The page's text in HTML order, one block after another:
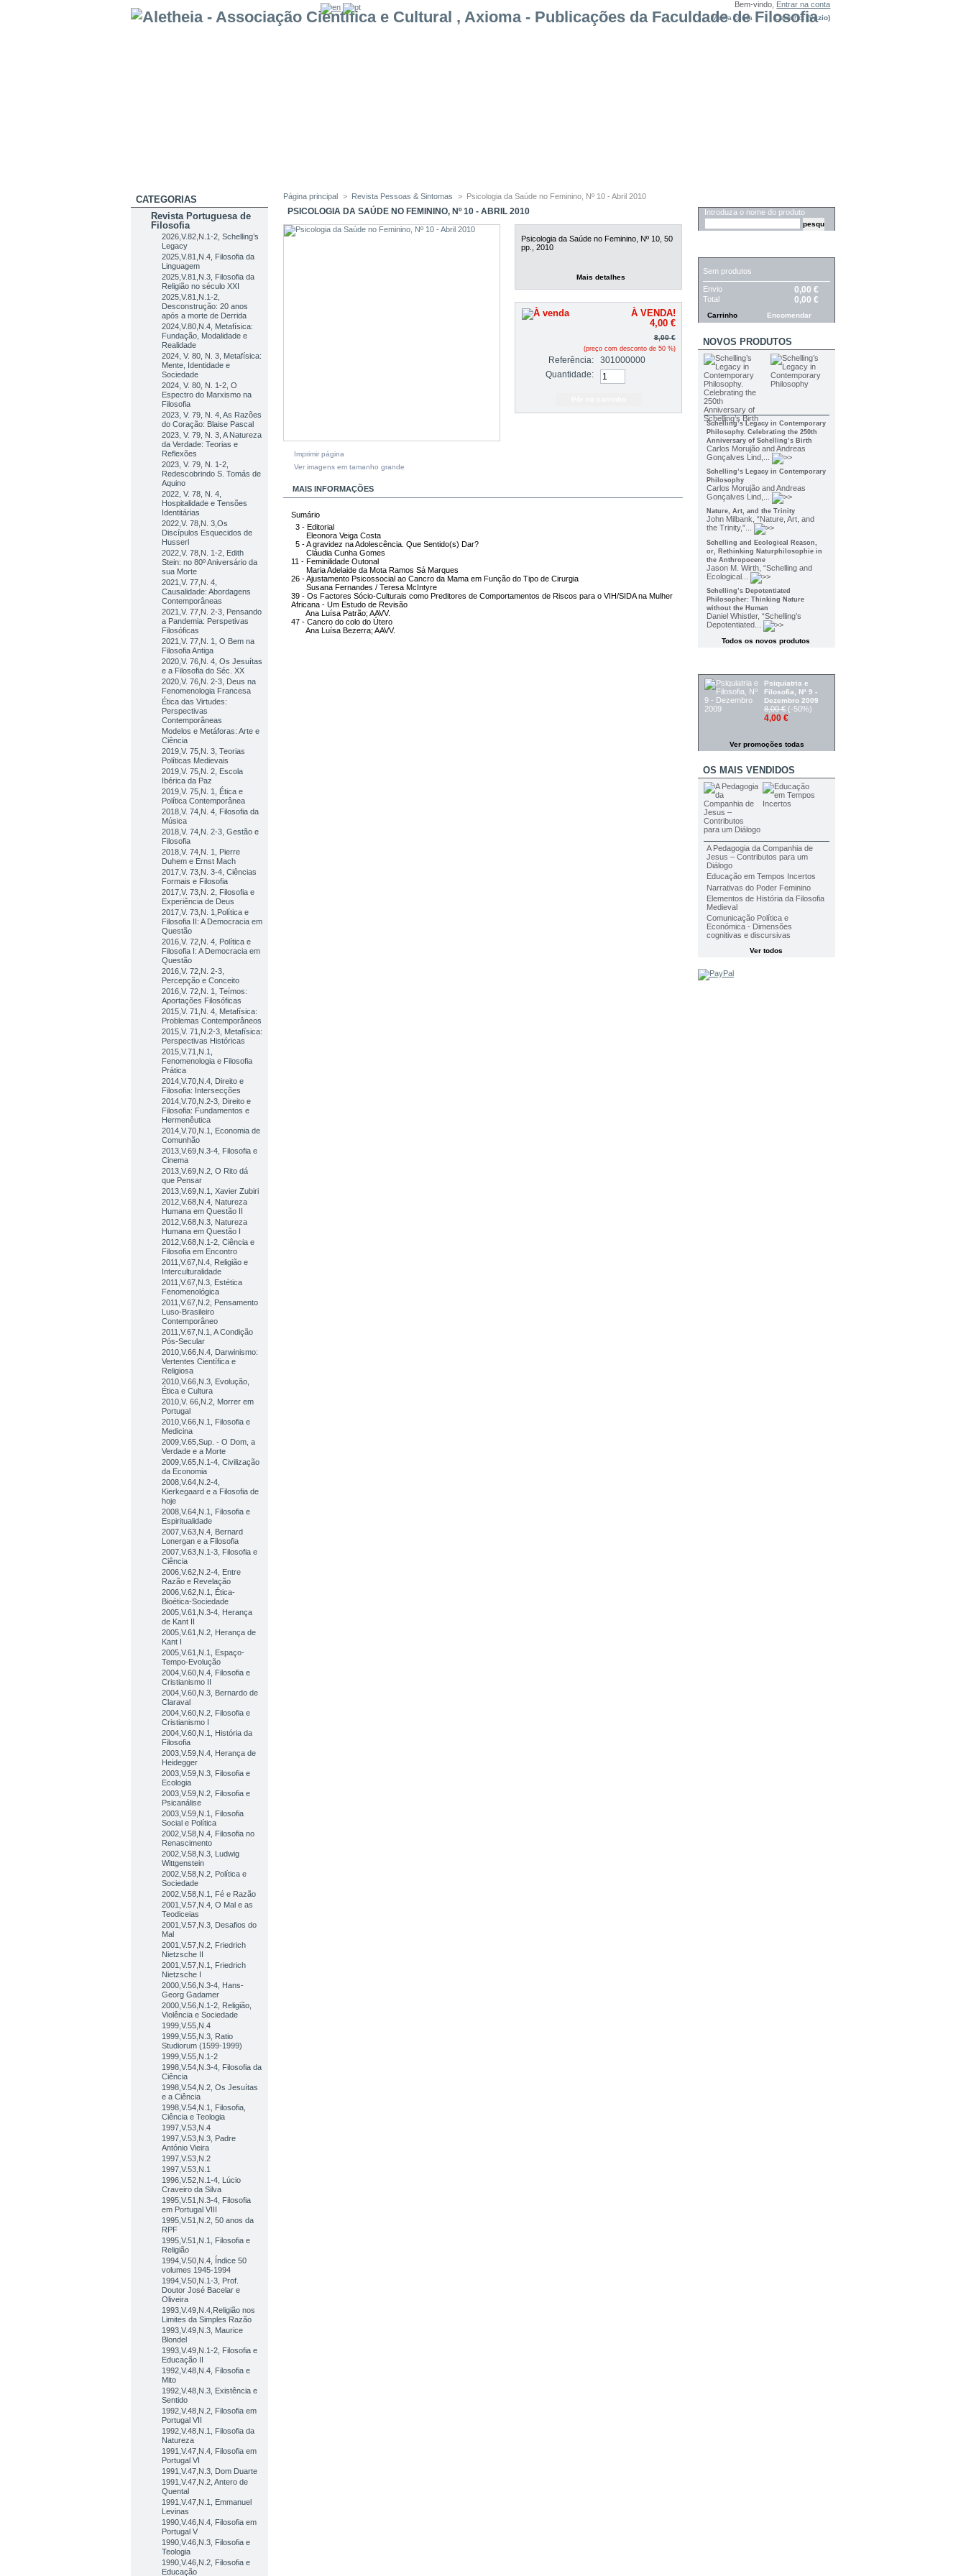
Bem-vindo, Entrar na conta
Carrinho: (vazio)
Minha conta
CATEGORIAS
Revista Portuguesa de
Filosofia
2026,V.82,N.1-2, Schelling’s
Legacy
2025,V.81,N.4, Filosofia da
Linguagem
2025,V.81,N.3, Filosofia da
Religião no século XXI
2025,V.81,N.1-2,
Desconstrução: 20 anos
após a morte de Derrida
2024,V.80,N.4, Metafísica:
Fundação, Modalidade e
Realidade
2024, V. 80, N. 3, Metafísica:
Mente, Identidade e
Sociedade
2024, V. 80, N. 1-2, O
Espectro do Marxismo na
Filosofia
2023, V. 79, N. 4, As Razões
do Coração: Blaise Pascal
2023, V. 79, N. 3, A Natureza
da Verdade: Teorias e
Reflexões
2023, V. 79, N. 1-2,
Redescobrindo S. Tomás de
Aquino
2022, V. 78, N. 4,
Hospitalidade e Tensões
Identitárias
2022,V. 78,N. 3,Os
Discípulos Esquecidos de
Husserl
2022,V. 78,N. 1-2, Edith
Stein: no 80º Aniversário da
sua Morte
2021,V. 77,N. 4,
Causalidade: Abordagens
Contemporâneas
2021,V. 77,N. 2-3, Pensando
a Pandemia: Perspetivas
Filosóficas
2021,V. 77,N. 1, O Bem na
Filosofia Antiga
2020,V. 76,N. 4, Os Jesuítas
e a Filosofia do Séc. XX
2020,V. 76,N. 2-3, Deus na
Fenomenologia Francesa
Ética das Virtudes:
Perspectivas
Contemporâneas
Modelos e Metáforas: Arte e
Ciência
2019,V. 75,N. 3, Teorias
Políticas Medievais
2019,V. 75,N. 2, Escola
Ibérica da Paz
2019,V. 75,N. 1, Ética e
Política Contemporânea
2018,V. 74,N. 4, Filosofia da
Música
2018,V. 74,N. 2-3, Gestão e
Filosofia
2018,V. 74,N. 1, Pierre
Duhem e Ernst Mach
2017,V. 73,N. 3-4, Ciências
Formais e Filosofia
2017,V. 73,N. 2, Filosofia e
Experiência de Deus
2017,V. 73,N. 1,Política e
Filosofia II: A Democracia em
Questão
2016,V. 72,N. 4, Política e
Filosofia I: A Democracia em
Questão
2016,V. 72,N. 2-3,
Percepção e Conceito
2016,V. 72,N. 1, Teímos:
Aportações Filosóficas
2015,V. 71,N. 4, Metafísica:
Problemas Contemporâneos
2015,V. 71,N.2-3, Metafísica:
Perspectivas Históricas
2015,V.71,N.1,
Fenomenologia e Filosofia
Prática
2014,V.70,N.4, Direito e
Filosofia: Intersecções
2014,V.70,N.2-3, Direito e
Filosofia: Fundamentos e
Hermenêutica
2014,V.70,N.1, Economia de
Comunhão
2013,V.69,N.3-4, Filosofia e
Cinema
2013,V.69,N.2, O Rito dá
que Pensar
2013,V.69,N.1, Xavier Zubiri
2012,V.68,N.4, Natureza
Humana em Questão II
2012,V.68,N.3, Natureza
Humana em Questão I
2012,V.68,N.1-2, Ciência e
Filosofia em Encontro
2011,V.67,N.4, Religião e
Interculturalidade
2011,V.67,N.3, Estética
Fenomenológica
2011,V.67,N.2, Pensamento
Luso-Brasileiro
Contemporâneo
2011,V.67,N.1, A Condição
Pós-Secular
2010,V.66,N.4, Darwinismo:
Vertentes Científica e
Religiosa
2010,V.66,N.3, Evolução,
Ética e Cultura
2010,V. 66,N.2, Morrer em
Portugal
2010,V.66,N.1, Filosofia e
Medicina
2009,V.65,Sup. - O Dom, a
Verdade e a Morte
2009,V.65,N.1-4, Civilização
da Economia
2008,V.64,N.2-4,
Kierkegaard e a Filosofia de
hoje
2008,V.64,N.1, Filosofia e
Espiritualidade
2007,V.63,N.4, Bernard
Lonergan e a Filosofia
2007,V.63,N.1-3, Filosofia e
Ciência
2006,V.62,N.2-4, Entre
Razão e Revelação
2006,V.62,N.1, Ética-
Bioética-Sociedade
2005,V.61,N.3-4, Herança
de Kant II
2005,V.61,N.2, Herança de
Kant I
2005,V.61,N.1, Espaço-
Tempo-Evolução
2004,V.60,N.4, Filosofia e
Cristianismo II
2004,V.60,N.3, Bernardo de
Claraval
2004,V.60,N.2, Filosofia e
Cristianismo I
2004,V.60,N.1, História da
Filosofia
2003,V.59,N.4, Herança de
Heidegger
2003,V.59,N.3, Filosofia e
Ecologia
2003,V.59,N.2, Filosofia e
Psicanálise
2003,V.59,N.1, Filosofia
Social e Política
2002,V.58,N.4, Filosofia no
Renascimento
2002,V.58,N.3, Ludwig
Wittgenstein
2002,V.58,N.2, Política e
Sociedade
2002,V.58,N.1, Fé e Razão
2001,V.57,N.4, O Mal e as
Teodiceias
2001,V.57,N.3, Desafios do
Mal
2001,V.57,N.2, Friedrich
Nietzsche II
2001,V.57,N.1, Friedrich
Nietzsche I
2000,V.56,N.3-4, Hans-
Georg Gadamer
2000,V.56,N.1-2, Religião,
Violência e Sociedade
1999,V.55,N.4
1999,V.55,N.3, Ratio
Studiorum (1599-1999)
1999,V.55,N.1-2
1998,V.54,N.3-4, Filosofia da
Ciência
1998,V.54,N.2, Os Jesuítas
e a Ciência
1998,V.54,N.1, Filosofia,
Ciência e Teologia
1997,V.53,N.4
1997,V.53,N.3, Padre
António Vieira
1997,V.53,N.2
1997,V.53,N.1
1996,V.52,N.1-4, Lúcio
Craveiro da Silva
1995,V.51,N.3-4, Filosofia
em Portugal VIII
1995,V.51,N.2, 50 anos da
RPF
1995,V.51,N.1, Filosofia e
Religião
1994,V.50,N.4, Índice 50
volumes 1945-1994
1994,V.50,N.1-3, Prof.
Doutor José Bacelar e
Oliveira
1993,V.49,N.4,Religião nos
Limites da Simples Razão
1993,V.49,N.3, Maurice
Blondel
1993,V.49,N.1-2, Filosofia e
Educação II
1992,V.48,N.4, Filosofia e
Mito
1992,V.48,N.3, Existência e
Sentido
1992,V.48,N.2, Filosofia em
Portugal VII
1992,V.48,N.1, Filosofia da
Natureza
1991,V.47,N.4, Filosofia em
Portugal VI
1991,V.47,N.3, Dom Duarte
1991,V.47,N.2, Antero de
Quental
1991,V.47,N.1, Emmanuel
Levinas
1990,V.46,N.4, Filosofia em
Portugal V
1990,V.46,N.3, Filosofia e
Teologia
1990,V.46,N.2, Filosofia e
Educação
Página principal > Revista Pessoas & Sintomas > Psicologia da Saúde no Feminino, Nº 10 - Abril 2010
PSICOLOGIA DA SAÚDE NO FEMININO, Nº 10 - ABRIL 2010
Imprimir página
Ver imagens em tamanho grande
Psicologia da Saúde no Feminino, Nº 10, 50
pp., 2010
Mais detalhes
À VENDA!
4,00 €
8,00 €
(preço com desconto de 50%)
Referência:
301000000
Quantidade:
MAIS INFORMAÇÕES
Sumário
3 - Editorial
Eleonora Veiga Costa
5 - A gravidez na Adolescência. Que Sentido(s) Dar?
Cláudia Cunha Gomes
11 - Feminilidade Outonal
Maria Adelaide da Mota Ramos Sá Marques
26 - Ajustamento Psicossocial ao Cancro da Mama em Função do Tipo de Cirurgia
Susana Fernandes / Teresa McIntyre
39 - Os Factores Sócio-Culturais como Preditores de Comportamentos de Riscos para o VIH/SIDA na Mulher
Africana - Um Estudo de Revisão
Ana Luísa Patrão; AAVV.
47 - Cancro do colo do Útero
Ana Luísa Bezerra; AAVV.
Introduza o nome do produto
Sem produtos
Envio 0,00 €
Total 0,00 €
Carrinho Encomendar
NOVOS PRODUTOS
Schelling’s Legacy in Contemporary
Philosophy. Celebrating the 250th
Anniversary of Schelling’s Birth
Carlos Morujão and Andreas
Gonçalves Lind,...
Schelling’s Legacy in Contemporary
Philosophy
Carlos Morujão and Andreas
Gonçalves Lind,...
Nature, Art, and the Trinity
John Milbank, “Nature, Art, and
the Trinity,”...
Schelling and Ecological Reason,
or, Rethinking Naturphilosophie in
the Anthropocene
Jason M. Wirth, “Schelling and
Ecological...
Schelling’s Depotentiated
Philosopher: Thinking Nature
without the Human
Daniel Whistler, “Schelling’s
Depotentiated...
Todos os novos produtos
Psiquiatria e
Filosofia, Nº 9 -
Dezembro 2009
8,00 € (-50%)
4,00 €
Ver promoções todas
OS MAIS VENDIDOS
A Pedagogia da Companhia de
Jesus – Contributos para um
Diálogo
Educação em Tempos Incertos
Narrativas do Poder Feminino
Elementos de História da Filosofia
Medieval
Comunicação Política e
Económica - Dimensões
cognitivas e discursivas
Ver todos